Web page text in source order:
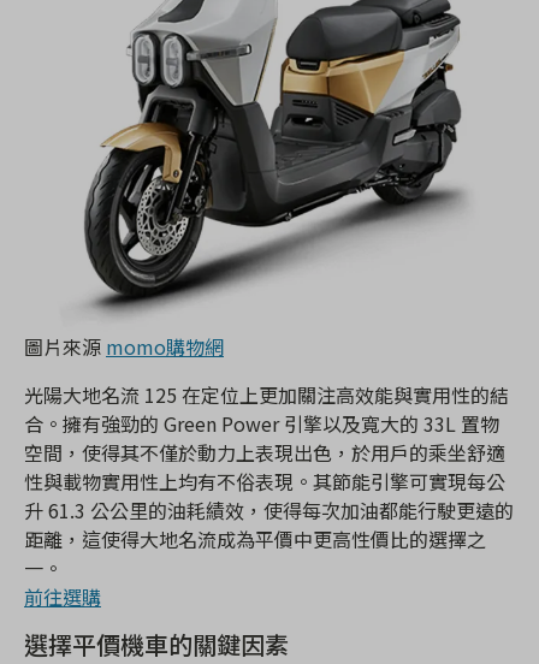
圖片來源 momo購物網
光陽大地名流 125 在定位上更加關注高效能與實用性的結
合。擁有強勁的 Green Power 引擎以及寬大的 33L 置物
空間，使得其不僅於動力上表現出色，於用戶的乘坐舒適
性與載物實用性上均有不俗表現。其節能引擎可實現每公
升 61.3 公公里的油耗績效，使得每次加油都能行駛更遠的
距離，這使得大地名流成為平價中更高性價比的選擇之
一。
前往選購
選擇平價機車的關鍵因素